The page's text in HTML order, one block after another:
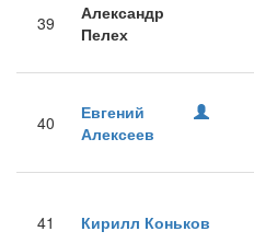
39
Александр
Пелех
40
Евгений
Алексеев
41 Кирилл Коньков